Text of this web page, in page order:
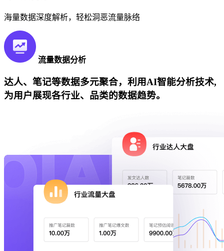
海量数据深度解析，轻松洞恶流量脉络
流量数据分析
达人、笔记等数据多元聚合，利用AI智能分析技术,
为用户展现各行业、品类的数据趋势。